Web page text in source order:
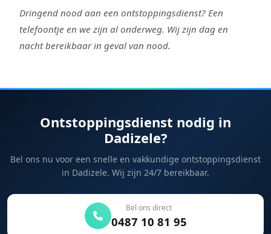
Dringend nood aan een ontstoppingsdienst? Een
telefoontje en we zijn al onderweg. Wij zijn dag en
nacht bereikbaar in geval van nood.
Ontstoppingsdienst nodig in
Dadizele?
Bel ons nu voor een snelle en vakkundige ontstoppingsdienst
in Dadizele. Wij zijn 24/7 bereikbaar.
Bel ons direct
0487 10 81 95